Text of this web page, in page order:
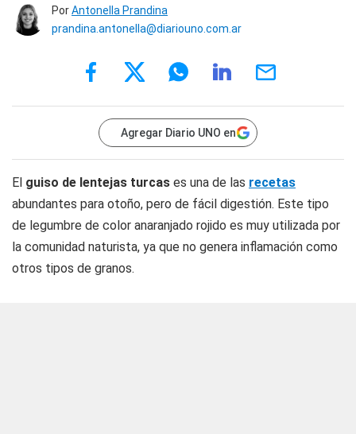
PorAntonella Prandina
prandina.antonella@diariouno.com.ar
Agregar Diario UNO en
El guiso de lentejas turcas es una de las recetas
abundantes para otoño, pero de fácil digestión. Este tipo
de legumbre de color anaranjado rojido es muy utilizada por
la comunidad naturista, ya que no genera inflamación como
otros tipos de granos.